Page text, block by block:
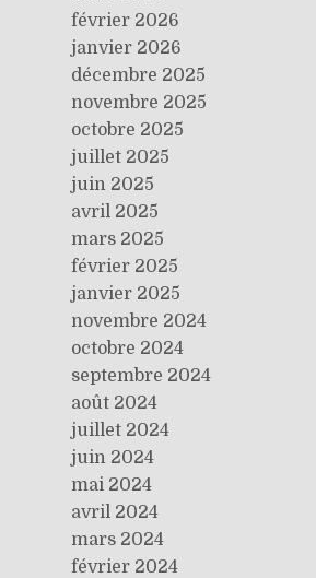
février 2026
janvier 2026
décembre 2025
novembre 2025
octobre 2025
juillet 2025
juin 2025
avril 2025
mars 2025
février 2025
janvier 2025
novembre 2024
octobre 2024
septembre 2024
août 2024
juillet 2024
juin 2024
mai 2024
avril 2024
mars 2024
février 2024